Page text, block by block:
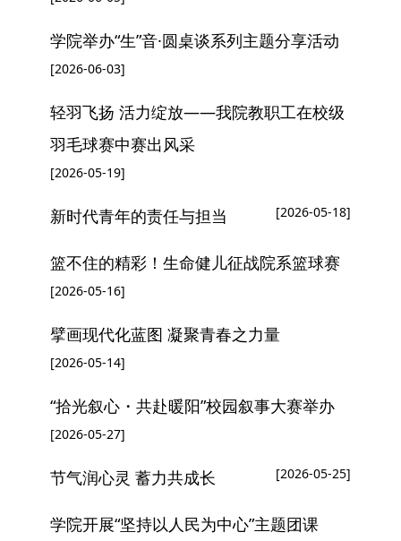
学院举办“生”音·圆桌谈系列主题分享活动
[2026-06-03]
轻羽飞扬 活力绽放——我院教职工在校级
羽毛球赛中赛出风采
[2026-05-19]
新时代青年的责任与担当 [2026-05-18]
篮不住的精彩！生命健儿征战院系篮球赛
[2026-05-16]
擘画现代化蓝图 凝聚青春之力量
[2026-05-14]
“拾光叙心・共赴暖阳”校园叙事大赛举办
[2026-05-27]
节气润心灵 蓄力共成长 [2026-05-25]
学院开展“坚持以人民为中心”主题团课